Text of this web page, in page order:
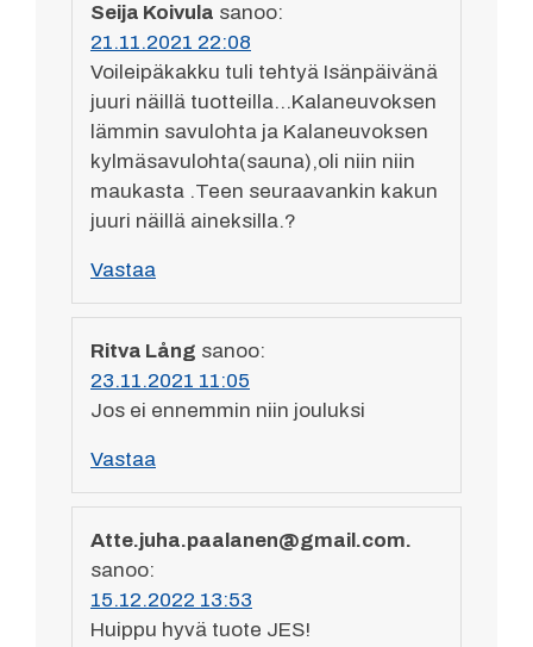
Seija Koivula sanoo:
21.11.2021 22:08
Voileipäkakku tuli tehtyä Isänpäivänä
juuri näillä tuotteilla…Kalaneuvoksen
lämmin savulohta ja Kalaneuvoksen
kylmäsavulohta(sauna),oli niin niin
maukasta .Teen seuraavankin kakun
juuri näillä aineksilla.?
Vastaa
Ritva Lång sanoo:
23.11.2021 11:05
Jos ei ennemmin niin jouluksi
Vastaa
Atte.juha.paalanen@gmail.com.
sanoo:
15.12.2022 13:53
Huippu hyvä tuote JES!